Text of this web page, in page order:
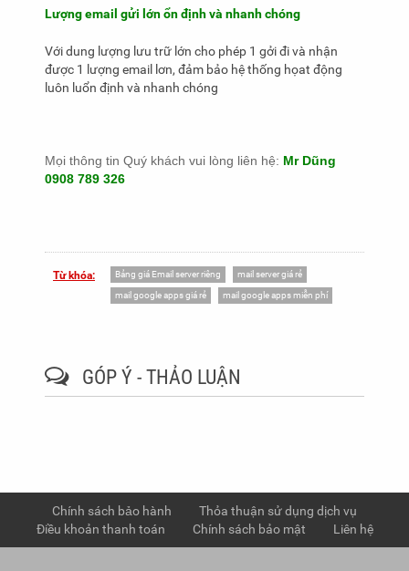
Lượng email gửi lớn ổn định và nhanh chóng
Với dung lượng lưu trữ lớn cho phép 1 gởi đi và nhận
được 1 lượng email lơn, đảm bảo hệ thống họat động
luôn luổn định và nhanh chóng
Mọi thông tin Quý khách vui lòng liên hệ: Mr Dũng
0908 789 326
Từ khóa: Bảng giá Email server riêng
mail server giá rẻ
mail google apps giá rẻ
mail google apps miễn phí
GÓP Ý - THẢO LUẬN
Chính sách bảo hành
Thỏa thuận sử dụng dịch vụ
Điều khoản thanh toán
Chính sách bảo mật Liên hệ